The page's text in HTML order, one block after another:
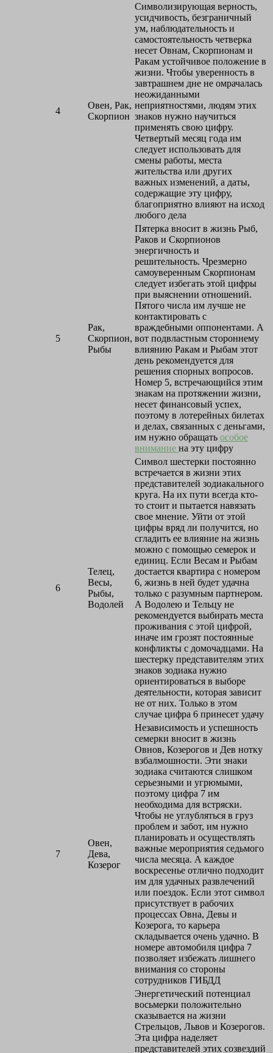
4
Овен, Рак,
Скорпион
Символизирующая верность,
усидчивость, безграничный
ум, наблюдательность и
самостоятельность четверка
несет Овнам, Скорпионам и
Ракам устойчивое положение в
жизни. Чтобы уверенность в
завтрашнем дне не омрачалась
неожиданными
неприятностями, людям этих
знаков нужно научиться
применять свою цифру.
Четвертый месяц года им
следует использовать для
смены работы, места
жительства или других
важных изменений, а даты,
содержащие эту цифру,
благоприятно влияют на исход
любого дела
5
Рак,
Скорпион,
Рыбы
Пятерка вносит в жизнь Рыб,
Раков и Скорпионов
энергичность и
решительность. Чрезмерно
самоуверенным Скорпионам
следует избегать этой цифры
при выяснении отношений.
Пятого числа им лучше не
контактировать с
враждебными оппонентами. А
вот подвластным стороннему
влиянию Ракам и Рыбам этот
день рекомендуется для
решения спорных вопросов.
Номер 5, встречающийся этим
знакам на протяжении жизни,
несет финансовый успех,
поэтому в лотерейных билетах
и делах, связанных с деньгами,
им нужно обращать особое
внимание на эту цифру
6
Телец,
Весы,
Рыбы,
Водолей
Символ шестерки постоянно
встречается в жизни этих
представителей зодиакального
круга. На их пути всегда кто-
то стоит и пытается навязать
свое мнение. Уйти от этой
цифры вряд ли получится, но
сгладить ее влияние на жизнь
можно с помощью семерок и
единиц. Если Весам и Рыбам
достается квартира с номером
6, жизнь в ней будет удачна
только с разумным партнером.
А Водолею и Тельцу не
рекомендуется выбирать места
проживания с этой цифрой,
иначе им грозят постоянные
конфликты с домочадцами. На
шестерку представителям этих
знаков зодиака нужно
ориентироваться в выборе
деятельности, которая зависит
не от них. Только в этом
случае цифра 6 принесет удачу
7
Овен,
Дева,
Козерог
Независимость и успешность
семерки вносит в жизнь
Овнов, Козерогов и Дев нотку
взбалмошности. Эти знаки
зодиака считаются слишком
серьезными и угрюмыми,
поэтому цифра 7 им
необходима для встряски.
Чтобы не углубляться в груз
проблем и забот, им нужно
планировать и осуществлять
важные мероприятия седьмого
числа месяца. А каждое
воскресенье отлично подходит
им для удачных развлечений
или поездок. Если этот символ
присутствует в рабочих
процессах Овна, Девы и
Козерога, то карьера
складывается очень удачно. В
номере автомобиля цифра 7
позволяет избежать лишнего
внимания со стороны
сотрудников ГИБДД
Энергетический потенциал
восьмерки положительно
сказывается на жизни
Стрельцов, Львов и Козерогов.
Эта цифра наделяет
представителей этих созвездий